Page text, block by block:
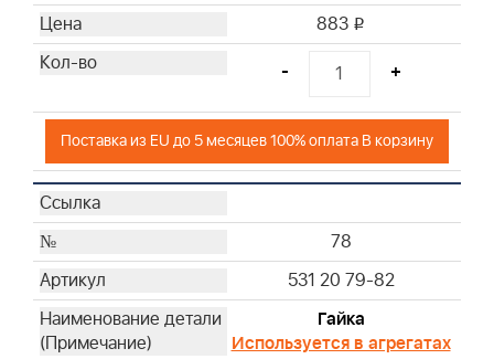
883 i
- +
Поставка из EU до 5 месяцев 100% оплата В корзину
78
531 20 79-82
Гайка
Используется в агрегатах